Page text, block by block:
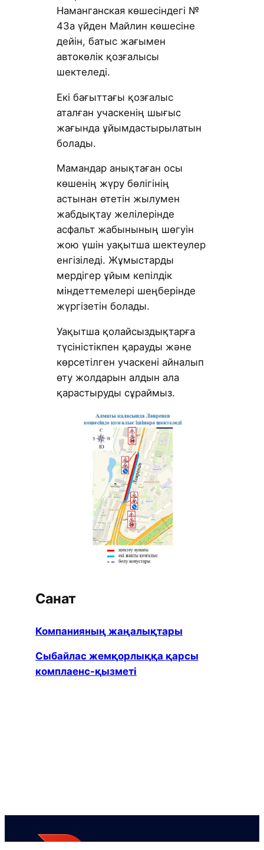
Наманганская көшесіндегі №
43а үйден Майлин көшесіне
дейін, батыс жағымен
автокөлік қозғалысы
шектеледі.
Екі бағыттағы қозғалыс
аталған учаскенің шығыс
жағында ұйымдастырылатын
болады.
Мамандар анықтаған осы
көшенің жүру бөлігінің
астынан өтетін жылумен
жабдықтау желілерінде
асфальт жабынының шөгуін
жою үшін уақытша шектеулер
енгізіледі. Жұмыстарды
мердігер ұйым кепілдік
міндеттемелері шеңберінде
жүргізетін болады.
Уақытша қолайсыздықтарға
түсіністікпен қарауды және
көрсетілген учаскені айналып
өту жолдарын алдын ала
қарастыруды сұраймыз.
Санат
Компанияның жаңалықтары
Сыбайлас жемқорлыққа қарсы
комплаенс-қызметі